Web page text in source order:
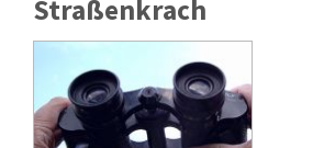
Straßenkrach